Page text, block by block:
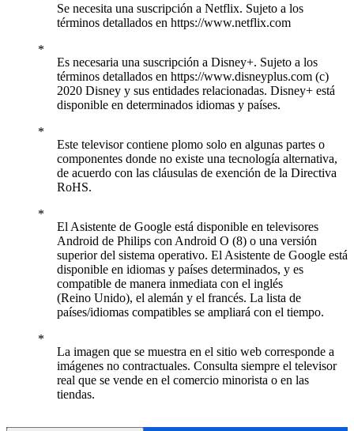
Se necesita una suscripción a Netflix. Sujeto a los
términos detallados en https://www.netflix.com
Es necesaria una suscripción a Disney+. Sujeto a los
términos detallados en https://www.disneyplus.com (c)
2020 Disney y sus entidades relacionadas. Disney+ está
disponible en determinados idiomas y países.
Este televisor contiene plomo solo en algunas partes o
componentes donde no existe una tecnología alternativa,
de acuerdo con las cláusulas de exención de la Directiva
RoHS.
El Asistente de Google está disponible en televisores
Android de Philips con Android O (8) o una versión
superior del sistema operativo. El Asistente de Google está
disponible en idiomas y países determinados, y es
compatible de manera inmediata con el inglés
(Reino Unido), el alemán y el francés. La lista de
países/idiomas compatibles se ampliará con el tiempo.
La imagen que se muestra en el sitio web corresponde a
imágenes no contractuales. Consulta siempre el televisor
real que se vende en el comercio minorista o en las
tiendas.